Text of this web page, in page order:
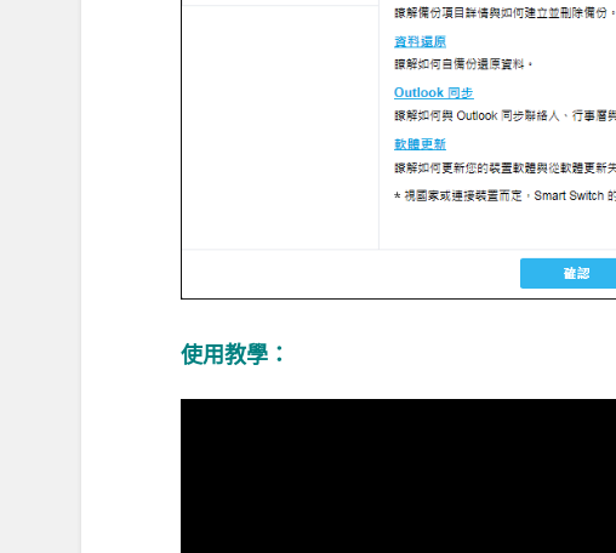
使用教學：